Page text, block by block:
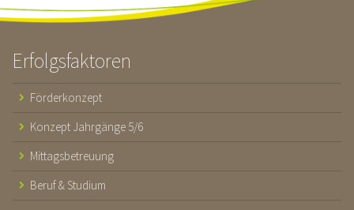
Erfolgsfaktoren
Förderkonzept
Konzept Jahrgänge 5/6
Mittagsbetreuung
Beruf & Studium